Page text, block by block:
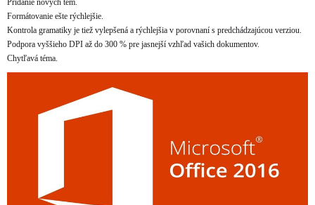
Formátovanie ešte rýchlejšie.
Kontrola gramatiky je tiež vylepšená a rýchlejšia v porovnaní s predchádzajúcou verziou.
Podpora vyššieho DPI až do 300 % pre jasnejší vzhľad vašich dokumentov.
Chytľavá téma.